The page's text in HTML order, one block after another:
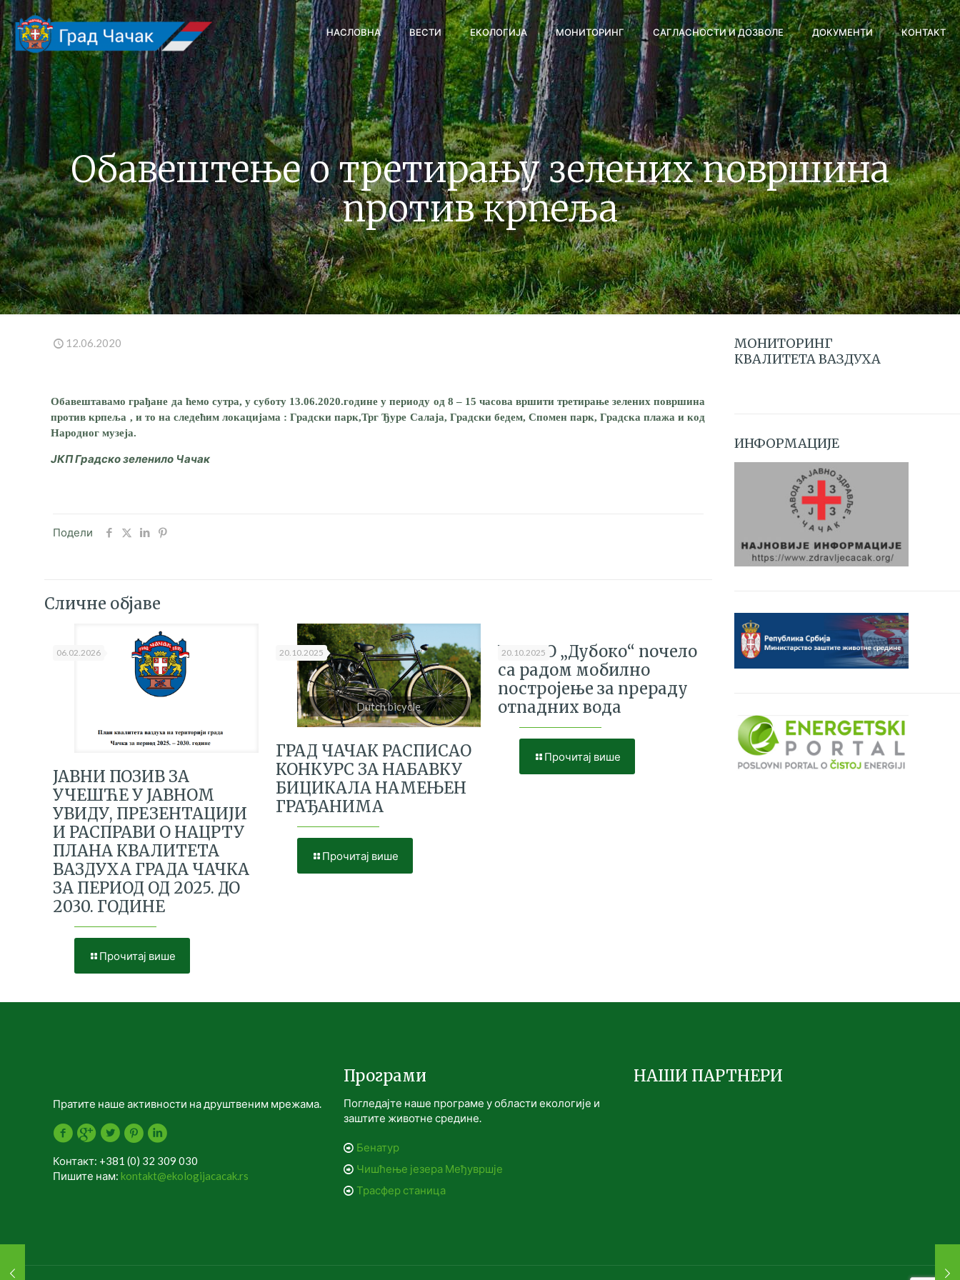
НАСЛОВНА ВЕСТИ ЕКОЛОГИЈА МОНИТОРИНГ САГЛАСНОСТИ И ДОЗВОЛЕ ДОКУМЕНТИ КОНТАКТ
Обавештење о третирању зелених површина
против крпеља
12.06.2020
Обавештавамо грађане да ћемо сутра, у суботу 13.06.2020.године у периоду од 8 – 15 часова вршити третирање зелених површина
против крпеља , и то на следећим локацијама : Градски парк,Трг Ђуре Салаја, Градски бедем, Спомен парк, Градска плажа и код
Народног музеја.
ЈКП Градско зеленило Чачак
Подели
Сличне објаве
06.02.2026
ЈАВНИ ПОЗИВ ЗА
УЧЕШЋЕ У ЈАВНОМ
УВИДУ, ПРЕЗЕНТАЦИЈИ
И РАСПРАВИ О НАЦРТУ
ПЛАНА КВАЛИТЕТА
ВАЗДУХА ГРАДА ЧАЧКА
ЗА ПЕРИОД ОД 2025. ДО
2030. ГОДИНЕ
Прочитај више
Dutch bicycle
20.10.2025
ГРАД ЧАЧАК РАСПИСАО
КОНКУРС ЗА НАБАВКУ
БИЦИКАЛА НАМЕЊЕН
ГРАЂАНИМА
Прочитај више
20.10.2025
У РЦУО „Дубоко“ почело
са радом мобилно
постројење за прераду
отпадних вода
Прочитај више
МОНИТОРИНГ
КВАЛИТЕТА ВАЗДУХА
ИНФОРМАЦИЈЕ
Пратите наше активности на друштвеним мрежама.
Контакт: +381 (0) 32 309 030
Пишите нам: kontakt@ekologijacacak.rs
Програми
Погледајте наше програме у области екологије и
заштите животне средине.
Бенатур
Чишћење језера Међувршје
Трасфер станица
НАШИ ПАРТНЕРИ